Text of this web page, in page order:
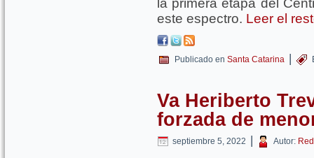
la primera etapa del
este espectro. Leer el
Publicado en Santa Catarina |
Va Heriberto
forzada de
septiembre 5, 2022 | Autor: